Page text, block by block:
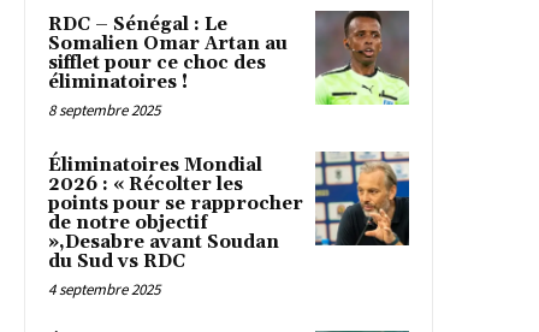
RDC – Sénégal : Le
Somalien Omar Artan au
sifflet pour ce choc des
éliminatoires !
8 septembre 2025
Éliminatoires Mondial
2026 : « Récolter les
points pour se rapprocher
de notre objectif
»,Desabre avant Soudan
du Sud vs RDC
4 septembre 2025